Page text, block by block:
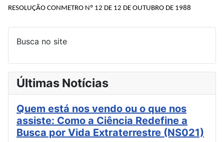
RESOLUÇÃO CONMETRO Nº 12 DE 12 DE OUTUBRO DE 1988
Busca no site
Últimas Notícias
Quem está nos vendo ou o que nos
assiste: Como a Ciência Redefine a
Busca por Vida Extraterrestre (NS021)